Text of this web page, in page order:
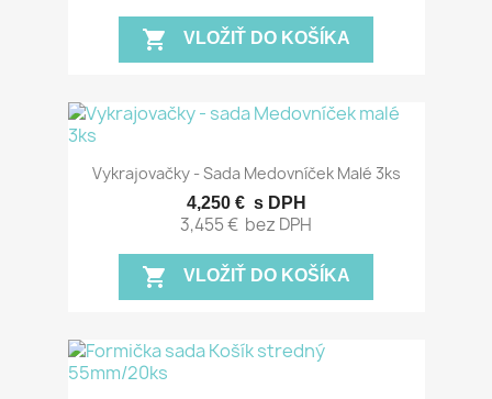
shopping_cart VLOŽIŤ DO KOŠÍKA
Vykrajovačky - Sada Medovníček Malé 3ks
4,250 € s DPH
3,455 € bez DPH
shopping_cart VLOŽIŤ DO KOŠÍKA